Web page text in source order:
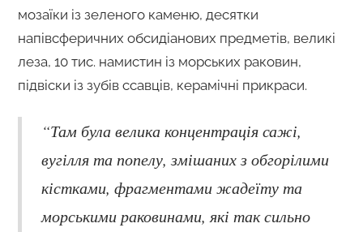
мозаїки із зеленого каменю, десятки
напівсферичних обсидіанових предметів, великі
леза, 10 тис. намистин із морських раковин,
підвіски із зубів ссавців, керамічні прикраси.
“Там була велика концентрація сажі,
вугілля та попелу, змішаних з обгорілими
кістками, фрагментами жадеїту та
морськими раковинами, які так сильно